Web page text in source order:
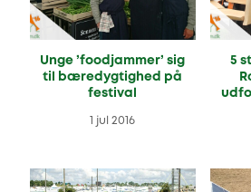
Unge ’foodjammer’ sig
til bæredygtighed på
festival
1 jul 2016
5